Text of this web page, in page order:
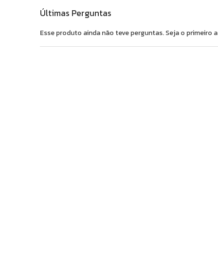
Últimas Perguntas
Esse produto ainda não teve perguntas. Seja o primeiro